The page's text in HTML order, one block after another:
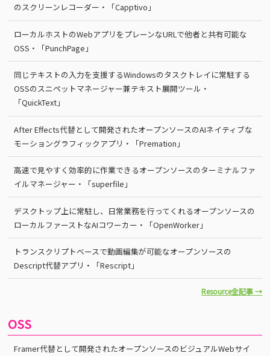
のスクリーンレコーダー・「Capptivo」
ローカルホストのWebアプリをプレーンなURLで他者と共有可能な
OSS・「PunchPage」
同じテキストの入力を支援するWindowsのタスクトレイに常駐する
OSSのスニペットマネージャー兼テキスト展開ツール・
「QuickText」
After Effects代替として開発されたオープンソースのAIネイティブな
モーショングラフィックアプリ・「Premation」
高速で見やすく効率的に作業できるオープンソースのターミナルファ
イルマネージャー・「superfile」
デスクトップ上に常駐し、日常業務を行ってくれるオープンソースの
ローカルファーストなAIコワーカー・「OpenWorker」
トランスクリプトベースで動画編集が可能なオープンソースの
Descript代替アプリ・「Rescript」
Resource全記事 →
OSS
Framer代替として開発されたオープンソースのビジュアルWebサイ